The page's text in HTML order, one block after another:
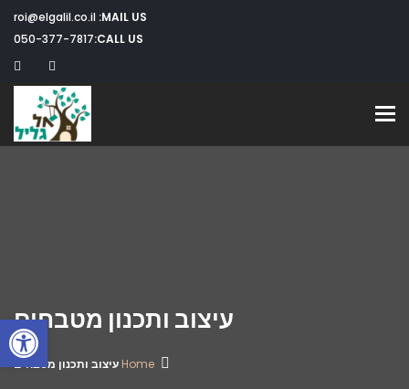
MAIL US:
CALL US:
050-377-7817
Toggle navigation
עיצוב ותכנון מטבחים
Home עיצוב ותכנון מטבחים